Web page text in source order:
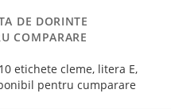
DE DORINTE
COMPARARE
etichete cleme, litera E,
pentru cumparare